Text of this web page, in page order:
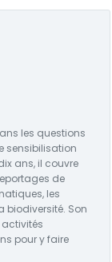
les questions
sensibilisation
ans, il couvre
de
les
biodiversité. Son
pour y faire